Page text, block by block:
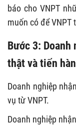
báo cho VNPT
muốn có để VNPT
Bước 3:
thật và tiến
Doanh nghiệp
vụ từ VNPT.
Doanh nghiệp